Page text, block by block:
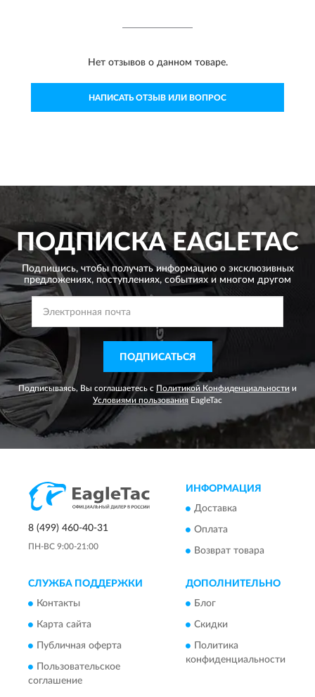
Нет отзывов о данном товаре.
НАПИСАТЬ ОТЗЫВ ИЛИ ВОПРОС
ПОДПИСКАEAGLETAC
Подпишись, чтобы получать информацию о эксклюзивных
предложениях, поступлениях, событиях и многом другом
ПОДПИСАТЬСЯ
Подписываясь, Вы соглашаетесь с Политикой Конфиденциальности и
Условиями пользования EagleTac
8 (499) 460-40-31
ПН-ВС 9:00-21:00
ИНФОРМАЦИЯ
Доставка
Оплата
Возврат товара
СЛУЖБА ПОДДЕРЖКИ
Контакты
Карта сайта
Публичная оферта
Пользовательское
соглашение
ДОПОЛНИТЕЛЬНО
Блог
Скидки
Политика
конфиденциальности